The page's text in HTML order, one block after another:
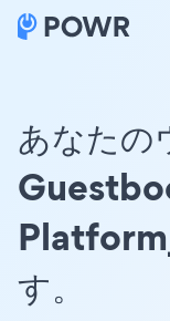
あなたの
す。